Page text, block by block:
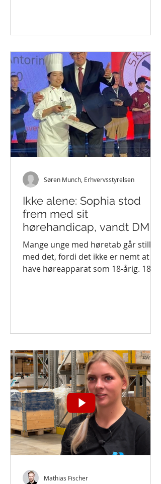
Ikke alene: Sophia stod
frem med sit
hørehandicap, vandt DM i
Skills, og er nu på
kokkelandsholdet
Mange unge med høretab går stille
med det, fordi det ikke er nemt at
have høreapparat som 18-årig. 18
Søren Munch, Erhvervsstyrelsen
Mathias Fischer